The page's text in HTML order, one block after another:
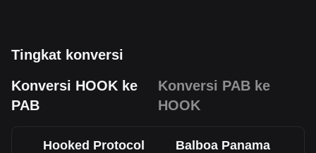
Tingkat konversi
Konversi HOOK ke
PAB
Konversi PAB ke
HOOK
Hooked Protocol Balboa Panama